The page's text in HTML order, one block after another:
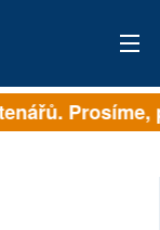
Prosíme,